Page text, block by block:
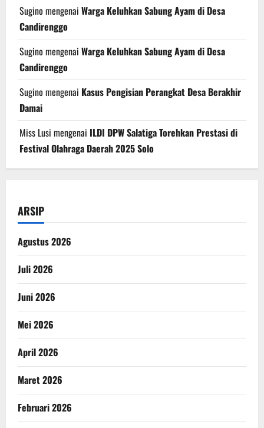
Sugino mengenai Warga Keluhkan Sabung Ayam di Desa
Candirenggo
Sugino mengenai Warga Keluhkan Sabung Ayam di Desa
Candirenggo
Sugino mengenai Kasus Pengisian Perangkat Desa Berakhir
Damai
Miss Lusi mengenai ILDI DPW Salatiga Torehkan Prestasi di
Festival Olahraga Daerah 2025 Solo
ARSIP
Agustus 2026
Juli 2026
Juni 2026
Mei 2026
April 2026
Maret 2026
Februari 2026